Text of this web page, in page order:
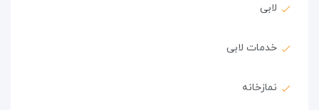
لابی
خدمات لابی
نمازخانه